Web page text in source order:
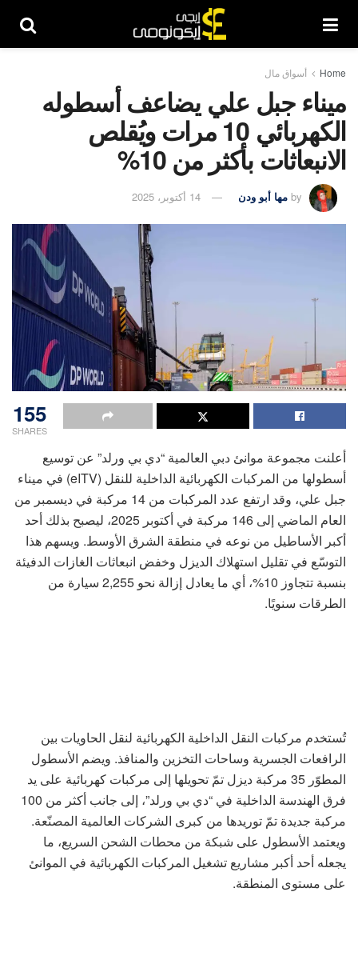
Home أسواق مال
ميناء جبل علي يضاعف أسطوله
الكهربائي 10 مرات ويُقلص
الانبعاثات بأكثر من 10%
by مها أبو ودن 14 أكتوبر، 2025
155
SHARES
أعلنت مجموعة موانئ دبي العالمية “دي بي ورلد” عن توسيع
أسطولها من المركبات الكهربائية الداخلية للنقل (eITV) في ميناء
جبل علي، وقد ارتفع عدد المركبات من 14 مركبة في ديسمبر من
العام الماضي إلى 146 مركبة في أكتوبر 2025، ليصبح بذلك أحد
أكبر الأساطيل من نوعه في منطقة الشرق الأوسط. ويسهم هذا
التوسّع في تقليل استهلاك الديزل وخفض انبعاثات الغازات الدفيئة
بنسبة تتجاوز 10%، أي ما يعادل إزالة نحو 2,255 سيارة من
الطرقات سنويًا.
تُستخدم مركبات النقل الداخلية الكهربائية لنقل الحاويات بين
الرافعات الجسرية وساحات التخزين والمنافذ. ويضم الأسطول
المطوّر 35 مركبة ديزل تمّ تحويلها إلى مركبات كهربائية على يد
فرق الهندسة الداخلية في “دي بي ورلد”، إلى جانب أكثر من 100
مركبة جديدة تمّ توريدها من كبرى الشركات العالمية المصنّعة.
ويعتمد الأسطول على شبكة من محطات الشحن السريع، ما
يجعله أحد أكبر مشاريع تشغيل المركبات الكهربائية في الموانئ
على مستوى المنطقة.